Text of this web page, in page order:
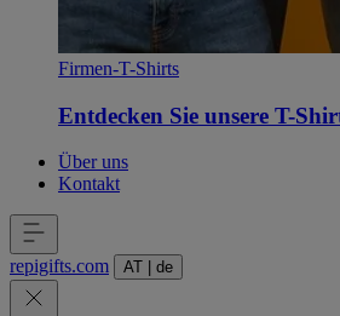
Firmen-T-Shirts
Entdecken Sie unsere T-
Über uns
Kontakt
repigifts.com AT de